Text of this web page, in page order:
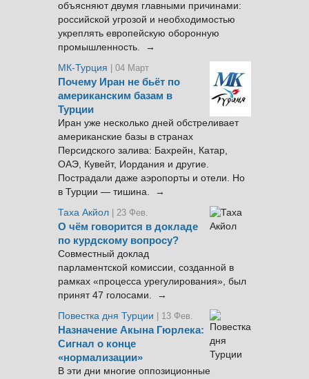
объясняют двумя главными причинами:
российской угрозой и необходимостью
укреплять европейскую оборонную
промышленность. →
МК-Турция
| 04 Март
Почему Иран не бьёт по
американским базам в
Турции
Иран уже несколько дней обстреливает
американские базы в странах
Персидского залива: Бахрейн, Катар,
ОАЭ, Кувейт, Иордания и другие.
Пострадали даже аэропорты и отели. Но
в Турции — тишина. →
Таха Акйол | 23 Фев.
О чём говорится в докладе
по курдскому вопросу?
Совместный доклад
парламентской комиссии, созданной в
рамках «процесса урегулирования», был
принят 47 голосами. →
Повестка дня Турции
| 13 Фев.
Назначение Акына Гюрлека:
Сигнал о конце
«нормализации»
В эти дни многие оппозиционные